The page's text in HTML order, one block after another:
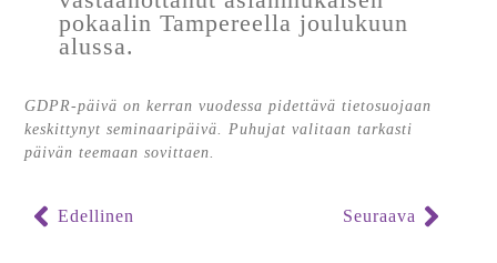
pokaalin Tampereella joulukuun
alussa.
GDPR-päivä on kerran vuodessa pidettävä tietosuojaan
keskittynyt seminaaripäivä. Puhujat valitaan tarkasti
päivän teemaan sovittaen.
Edellinen Seuraava